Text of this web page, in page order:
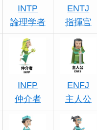
INTP
論理学者
ENTJ
指揮官
INFP
仲介者
ENFJ
主人公